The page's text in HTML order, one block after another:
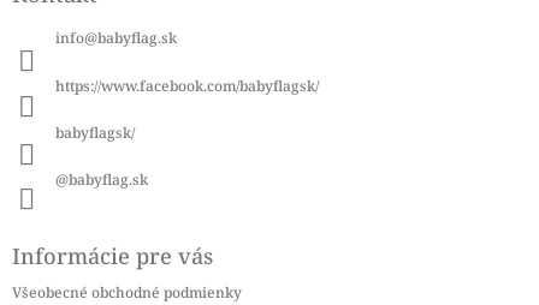
info@babyflag.sk
https://www.facebook.com/babyflagsk/
babyflagsk/
@babyflag.sk
Informácie pre vás
Všeobecné obchodné podmienky